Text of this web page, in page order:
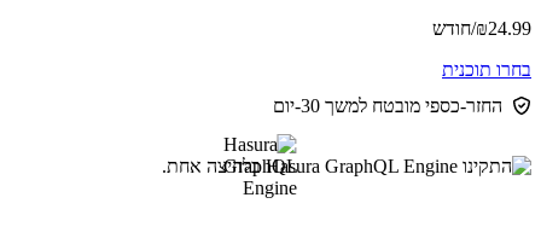
24.99
₪/חודש
בחרו תוכנית
החזר-כספי מובטח למשך 30-יום